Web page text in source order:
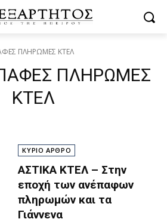
ΠΛΗΡΩΜΕΣ ΚΤΕΛ
ΠΛΗΡΩΜΕΣ
ΚΤΕΛ
ΚΥΡΙΟ ΑΡΘΡΟ
ΑΣΤΙΚΑ ΚΤΕΛ – Στην
εποχή των ανέπαφων
πληρωμών και τα
Γιάννενα